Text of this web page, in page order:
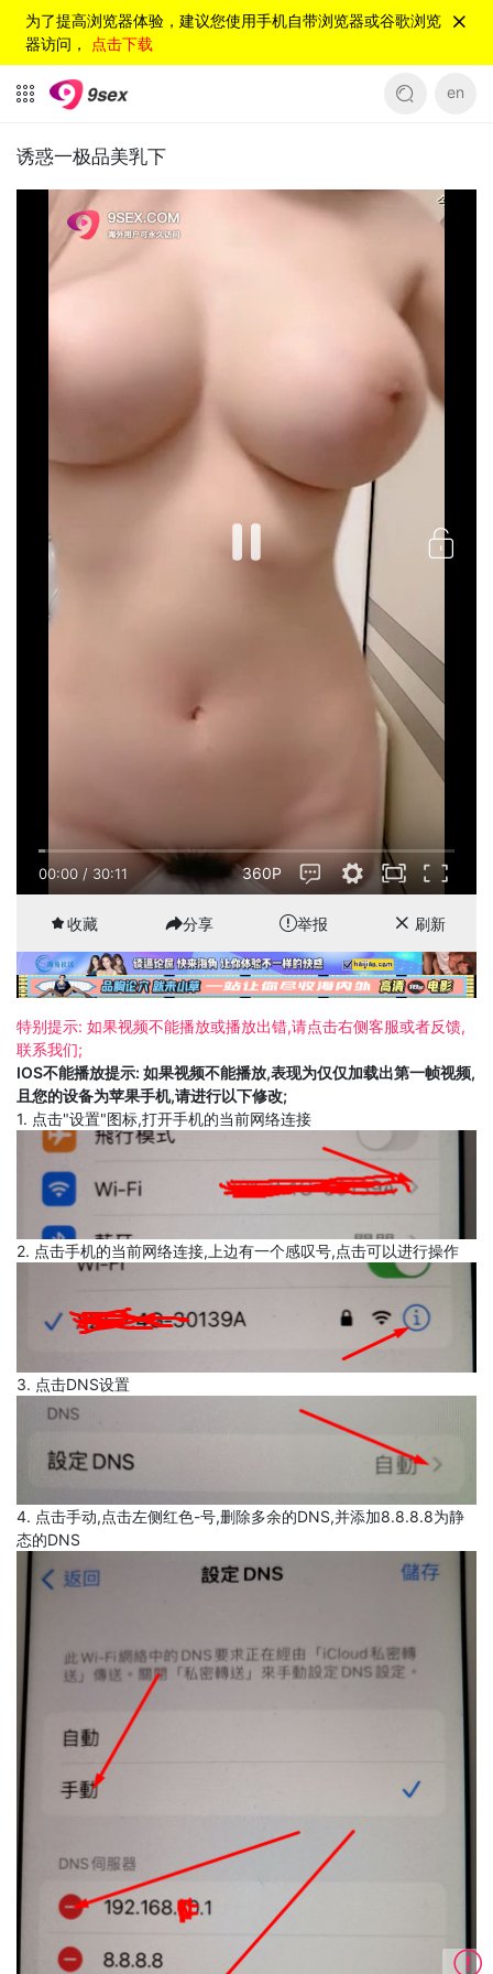
为了提高浏览器体验，建议您使用手机自带浏览器或谷歌浏览
器访问， 点击下载
en
诱惑一极品美乳下
00:00 / 30:11 360P
收藏 分享 举报 刷新
特别提示: 如果视频不能播放或播放出错,请点击右侧客服或者反馈,
联系我们;
IOS不能播放提示: 如果视频不能播放,表现为仅仅加载出第一帧视频,
且您的设备为苹果手机,请进行以下修改;
1. 点击"设置"图标,打开手机的当前网络连接
2. 点击手机的当前网络连接,上边有一个感叹号,点击可以进行操作
3. 点击DNS设置
4. 点击手动,点击左侧红色-号,删除多余的DNS,并添加8.8.8.8为静
态的DNS